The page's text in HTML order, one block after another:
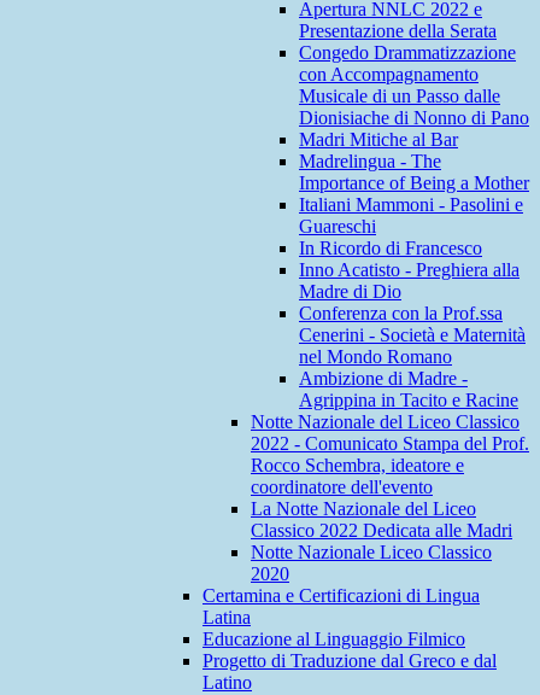
Apertura NNLC 2022 e
Presentazione della Serata
Congedo Drammatizzazione
con Accompagnamento
Musicale di un Passo dalle
Dionisiache di Nonno di Pano
Madri Mitiche al Bar
Madrelingua - The
Importance of Being a Mother
Italiani Mammoni - Pasolini e
Guareschi
In Ricordo di Francesco
Inno Acatisto - Preghiera alla
Madre di Dio
Conferenza con la Prof.ssa
Cenerini - Società e Maternità
nel Mondo Romano
Ambizione di Madre -
Agrippina in Tacito e Racine
Notte Nazionale del Liceo Classico
2022 - Comunicato Stampa del Prof.
Rocco Schembra, ideatore e
coordinatore dell'evento
La Notte Nazionale del Liceo
Classico 2022 Dedicata alle Madri
Notte Nazionale Liceo Classico
2020
Certamina e Certificazioni di Lingua
Latina
Educazione al Linguaggio Filmico
Progetto di Traduzione dal Greco e dal
Latino